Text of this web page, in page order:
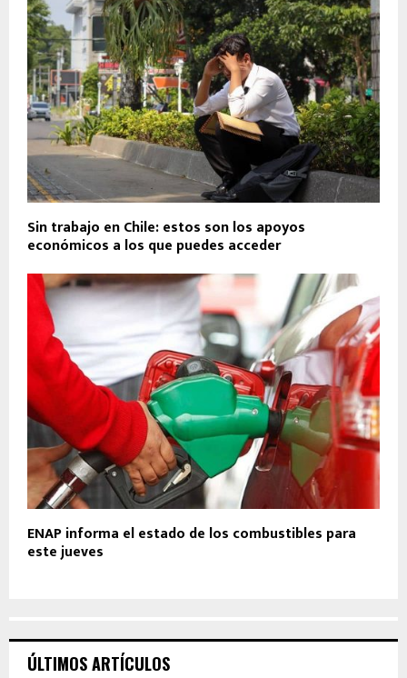
Sin trabajo en Chile: estos son los apoyos
económicos a los que puedes acceder
ENAP informa el estado de los combustibles para
este jueves
ÚLTIMOS ARTÍCULOS